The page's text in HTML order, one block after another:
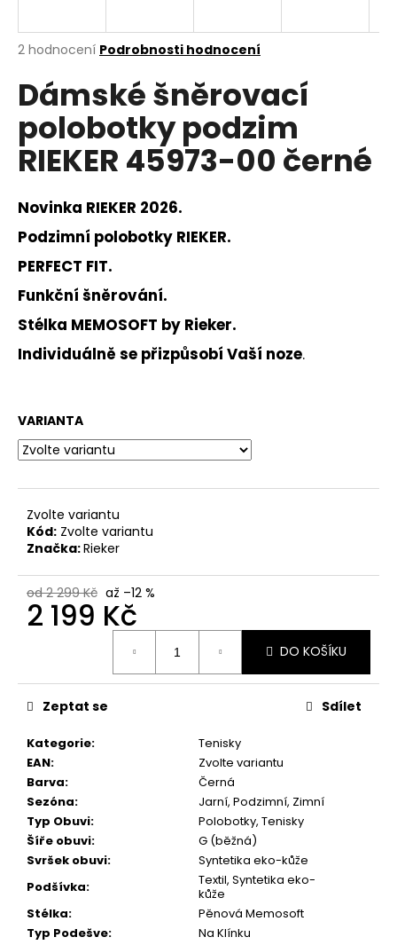
Průměrné
produktu
je
5
hvězdiček.
2 hodnocení Podrobnosti hodnocení
Dámské šněrovací
polobotky podzim
RIEKER 45973-00 černé
Novinka RIEKER 2026.
Podzimní polobotky RIEKER.
PERFECT FIT.
Funkční šněrování.
Stélka MEMOSOFT by Rieker.
Individuálně se přizpůsobí Vaší noze.
VARIANTA
Zvolte variantu
Kód: Zvolte variantu
Značka:Rieker
od 2 299 Kč až –12 %
2 199 Kč
DO KOŠÍKU
Kategorie:
Tenisky
EAN:
Zvolte variantu
Barva:
Černá
Sezóna:
Jarní, Podzimní, Zimní
Typ Obuvi:
Polobotky, Tenisky
Šíře obuvi:
G (běžná)
Svršek obuvi:
Syntetika eko-kůže
Podšívka:
Textil, Syntetika eko-
kůže
Stélka:
Pěnová Memosoft
Typ Podešve:
Na Klínku
Zeptat se Sdílet
j
t
?
HLEDAT
o
p
r
u
j
e
DÁMSKÉ
NA
KLÍNKU
MARCO
TOZZI
876
MODRÉ
Kč
Původně:
499
Kč